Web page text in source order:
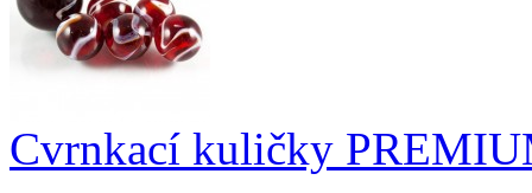
Cvrnkací kuličky